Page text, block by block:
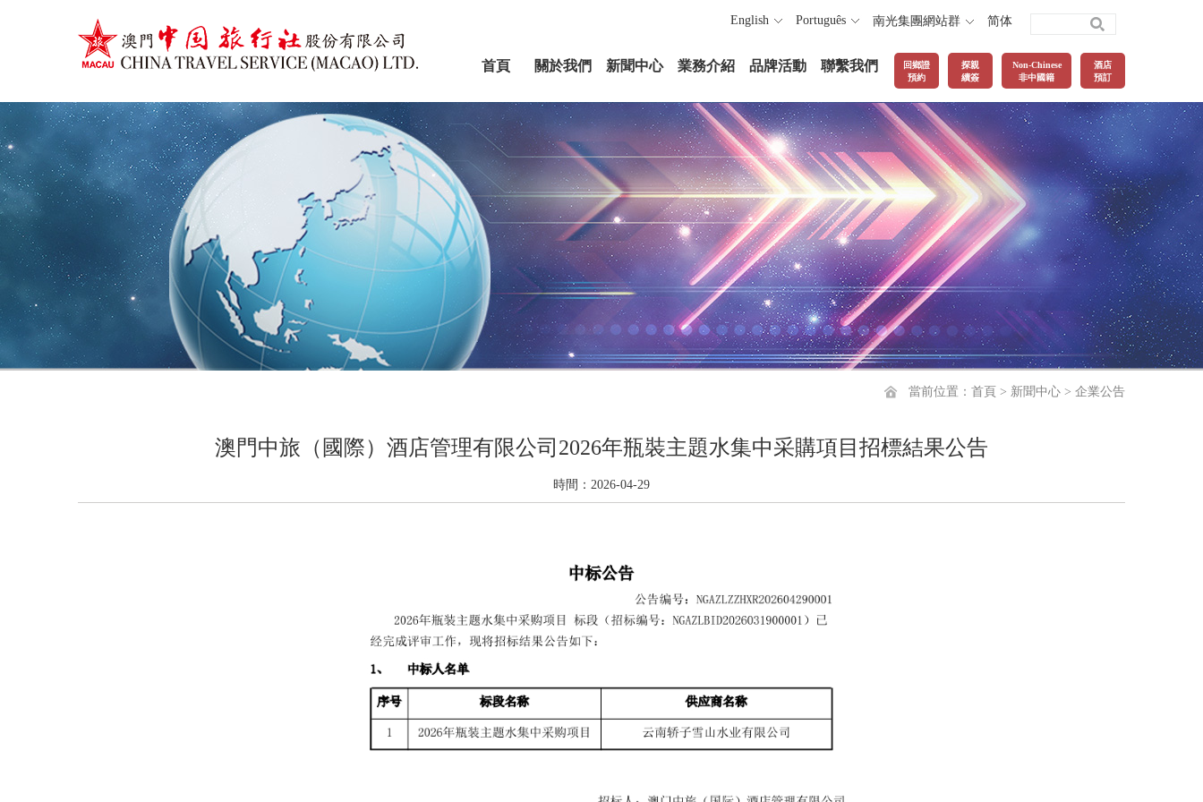
English Português 南光集團網站群 简体
首頁 關於我們 新聞中心 業務介紹 品牌活動 聯繫我們 回鄉證
預約
探親
續簽
Non-Chinese
非中國籍
酒店
預訂
當前位置： 首頁 > 新聞中心 > 企業公告
澳門中旅（國際）酒店管理有限公司2026年瓶裝主題水集中采購項目招標結果公告
時間：2026-04-29